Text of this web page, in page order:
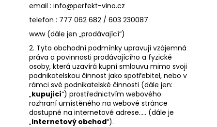
email : info@perfekt-vino.cz
telefon : 777 062 682 / 603 230087
www (dále jen „prodávající“)
2. Tyto obchodní podmínky upravují vzájemná
práva a povinnosti prodávajícího a fyzické
osoby, která uzavírá kupní smlouvu mimo svoji
podnikatelskou činnost jako spotřebitel, nebo v
rámci své podnikatelské činnosti (dále jen:
„kupující“) prostřednictvím webového
rozhraní umístěného na webové stránce
dostupné na internetové adrese….. (dále je
„internetový obchod“).
HLEDAT